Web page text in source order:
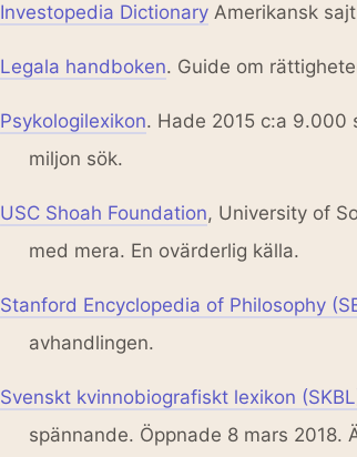
Investopedia Dictionary Amerikansk
Legala handboken. Guide om
Psykologilexikon. Hade 2015 c:a 9.000
miljon sök.
USC Shoah Foundation, University of
med mera. En ovärderlig källa.
Stanford Encyclopedia of Philosophy
avhandlingen.
Svenskt kvinnobiografiskt lexikon
spännande. Öppnade 8 mars 2018.